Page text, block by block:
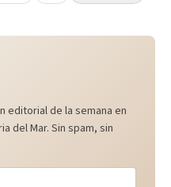
editorial de la semana en
del Mar. Sin spam, sin